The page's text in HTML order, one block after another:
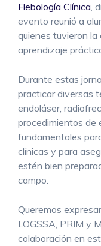
Flebología Clínica,
evento reunió a
quienes tuvieron la
aprendizaje
Durante estas
practicar diversas
endoláser,
procedimientos de
fundamentales
clínicas y para
estén bien
campo.
Queremos
LOGSSA, PRIM y
colaboración en